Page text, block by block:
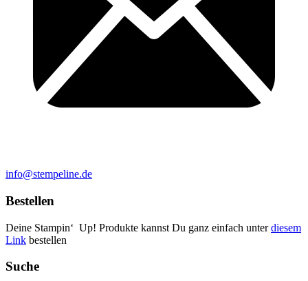
info@stempeline.de
Bestellen
Deine Stampin‘ Up! Produkte kannst Du ganz einfach unterdiesem
Link bestellen
Suche